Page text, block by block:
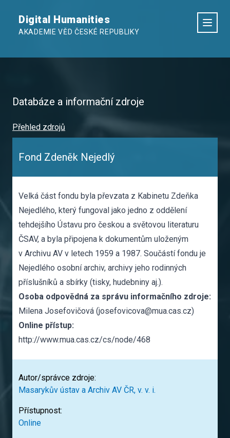
Digital Humanities
AKADEMIE VĚD ČESKÉ REPUBLIKY
Databáze a informační zdroje
Přehled zdrojů
Fond Zdeněk Nejedlý
Velká část fondu byla převzata z Kabinetu Zdeňka
Nejedlého, který fungoval jako jedno z oddělení
tehdejšího Ústavu pro českou a světovou literaturu
ČSAV, a byla připojena k dokumentům uloženým
v Archivu AV v letech 1959 a 1987. Součástí fondu je
Nejedlého osobní archiv, archivy jeho rodinných
příslušníků a sbírky (tisky, hudebniny aj.).
Osoba odpovědná za správu informačního zdroje:
Milena Josefovičová (josefovicova@mua.cas.cz)
Online přístup:
http://www.mua.cas.cz/cs/node/468
Autor/správce zdroje:
Masarykův ústav a Archiv AV ČR, v. v. i.
Přístupnost:
Online